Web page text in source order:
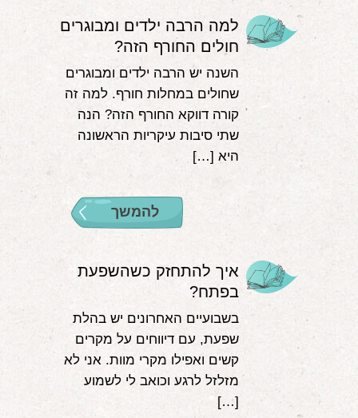
למה הרבה ילדים ומבוגרים
חולים החורף הזה?
השנה יש הרבה ילדים ומבוגרים
שחולים במחלות חורף. למה זה
קורה דווקא החורף הזה? הנה
שתי סיבות עיקריות הראשונה
היא […]
להמשך
איך להתחזק כשהשפעת
בפתח?
בשבועיים האחרונים יש בהלת
שפעת, עם דיווחים על מקרים
קשים ואפילו מקרי מוות. אני לא
מזלזל לרגע וכואב לי לשמוע
[…]